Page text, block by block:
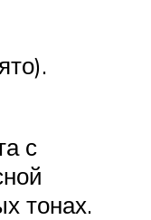
с
тонах.